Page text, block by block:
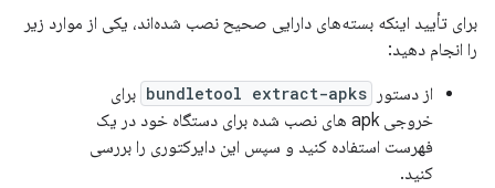
برای تأیید اینکه بسته‌های دارایی صحیح نصب شده‌اند، یکی از موارد زیر
را انجام دهید:
از دستور
bundletool extract-apks برای
خروجی apk های نصب شده برای دستگاه خود در یک
فهرست استفاده کنید و سپس این دایرکتوری را بررسی
کنید.